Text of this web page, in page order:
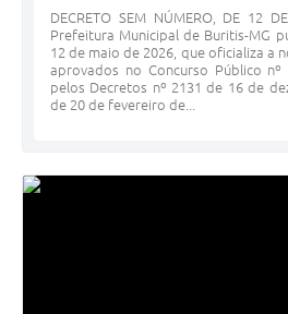
DECRETO SEM NÚMERO, DE
Prefeitura Municipal de Buritis-MG
12 de maio de 2026, que oficializa a
aprovados no Concurso Público nº
pelos Decretos nº 2131 de 16 de
de 20 de fevereiro de...